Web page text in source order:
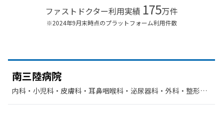
ファストドクター利用実績 175万件
※2024年9月末時点のプラットフォーム利用件数
南三陸病院
内科・​小児科・​皮膚科・​耳鼻咽喉科・​泌尿器科・​外科・​整形外